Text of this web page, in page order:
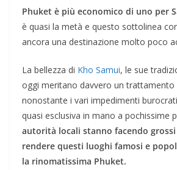
Phuket è più economico di uno per
è quasi la metà e questo sottolinea
ancora una destinazione molto poco
La bellezza di Kho Samui, le sue
oggi meritano davvero un trattamento
nonostante i vari impedimenti
quasi esclusiva in mano a pochissime
autorità locali stanno facendo
rendere questi luoghi famosi e
la rinomatissima Phuket.